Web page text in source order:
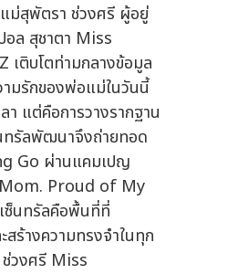
ม่สุพัตรา ช่วงศรี ผู้อยู่
อล สุชาตา Miss
เติบโตท่ามกลางข้อมูล
ามรักของพ่อแม่ในวันนี้
า แต่คือการวางรากฐาน
ทรัลพัฒนาจึงถ่ายทอด
Go ผ่านแคมเปญ
Proud of My
ซ็นทรัลคือพื้นที่ที่
สร้างความทรงจำในทุก
วงศรี Miss